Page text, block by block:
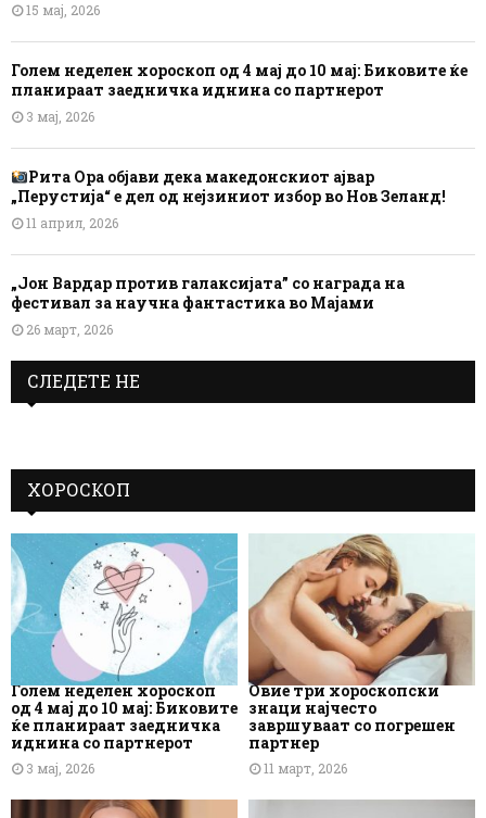
15 мај, 2026
Голем неделен хороскоп од 4 мај до 10 мај: Биковите ќе
планираат заедничка иднина со партнерот
3 мај, 2026
Рита Ора објави дека македонскиот ајвар
„Перустија“ е дел од нејзиниот избор во Нов Зеланд!
11 април, 2026
„Јон Вардар против галаксијата” со награда на
фестивал за научна фантастика во Мајами
26 март, 2026
СЛЕДЕТЕ НЕ
ХОРОСКОП
Голем неделен хороскоп
од 4 мај до 10 мај: Биковите
ќе планираат заедничка
иднина со партнерот
3 мај, 2026
Овие три хороскопски
знаци најчесто
завршуваат со погрешен
партнер
11 март, 2026